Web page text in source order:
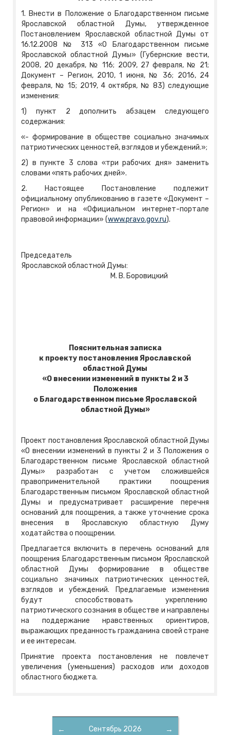
1. Внести в Положение о Благодарственном письме
Ярославской областной Думы, утвержденное
Постановлением Ярославской областной Думы от
16.12.2008 № 313 «О Благодарственном письме
Ярославской областной Думы» (Губернские вести,
2008, 20 декабря, № 116; 2009, 27 февраля, № 21;
Документ – Регион, 2010, 1 июня, № 36; 2016, 24
февраля, № 15; 2019, 4 октября, № 83) следующие
изменения:
1) пункт 2 дополнить абзацем следующего
содержания:
«- формирование в обществе социально значимых
патриотических ценностей, взглядов и убеждений.»;
2) в пункте 3 слова «три рабочих дня» заменить
словами «пять рабочих дней».
2. Настоящее Постановление подлежит
официальному опубликованию в газете «Документ –
Регион» и на «Официальном интернет-портале
правовой информации» (www.pravo.gov.ru).
Председатель
Ярославской областной Думы:
М. В. Боровицкий
Пояснительная записка
к проекту постановления Ярославской
областной Думы
«О внесении изменений в пункты 2 и 3
Положения
о Благодарственном письме Ярославской
областной Думы»
Проект постановления Ярославской областной Думы
«О внесении изменений в пункты 2 и 3 Положения о
Благодарственном письме Ярославской областной
Думы» разработан с учетом сложившейся
правоприменительной практики поощрения
Благодарственным письмом Ярославской областной
Думы и предусматривает расширение перечня
оснований для поощрения, а также уточнение срока
внесения в Ярославскую областную Думу
ходатайства о поощрении.
Предлагается включить в перечень оснований для
поощрения Благодарственным письмом Ярославской
областной Думы формирование в обществе
социально значимых патриотических ценностей,
взглядов и убеждений. Предлагаемые изменения
будут способствовать укреплению
патриотического сознания в обществе и направлены
на поддержание нравственных ориентиров,
выражающих преданность гражданина своей стране
и ее интересам.
Принятие проекта постановления не повлечет
увеличения (уменьшения) расходов или доходов
областного бюджета.
← →
Сентябрь 2026